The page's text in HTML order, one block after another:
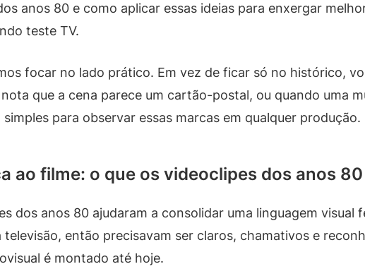
anos 80 e como aplicar essas ideias para enxergar
teste TV.
focar no lado prático. Em vez de ficar só no histórico,
que a cena parece um cartão-postal, ou quando uma
para observar essas marcas em qualquer produção.
ao filme: o que os videoclipes dos anos
dos anos 80 ajudaram a consolidar uma linguagem
então precisavam ser claros, chamativos e
é montado até hoje.